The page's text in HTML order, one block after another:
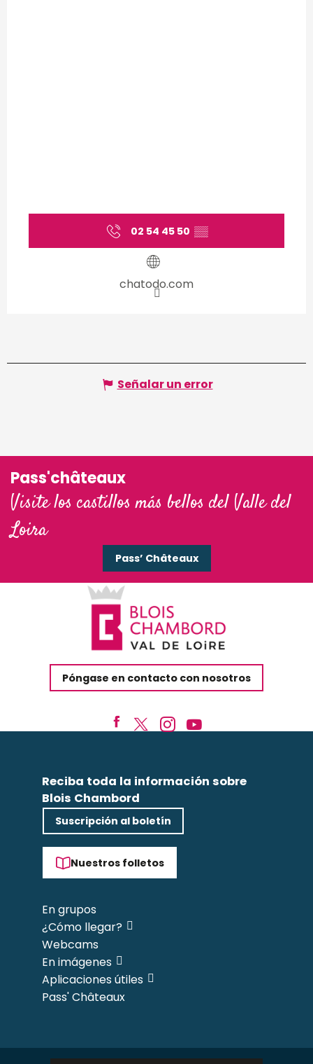
02 54 45 50 ▒▒
chatodo.com
Señalar un error
Pass'châteaux
Visite los castillos más bellos del Valle del
Loira
Pass’ Châteaux
Póngase en contacto con nosotros
Reciba toda la información sobre
Blois Chambord
Suscripción al boletín
Nuestros folletos
En grupos
¿Cómo llegar?
Webcams
En imágenes
Aplicaciones útiles
Pass' Châteaux